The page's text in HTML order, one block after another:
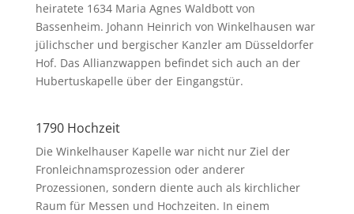
heiratete 1634 Maria Agnes Waldbott von
Bassenheim. Johann Heinrich von Winkelhausen war
jülichscher und bergischer Kanzler am Düsseldorfer
Hof. Das Allianzwappen befindet sich auch an der
Hubertuskapelle über der Eingangstür.
1790 Hochzeit
Die Winkelhauser Kapelle war nicht nur Ziel der
Fronleichnamsprozession oder anderer
Prozessionen, sondern diente auch als kirchlicher
Raum für Messen und Hochzeiten. In einem